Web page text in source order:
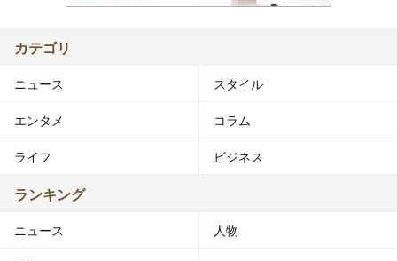
カテゴリ
ニュース スタイル
エンタメ コラム
ライフ ビジネス
ランキング
ニュース 人物